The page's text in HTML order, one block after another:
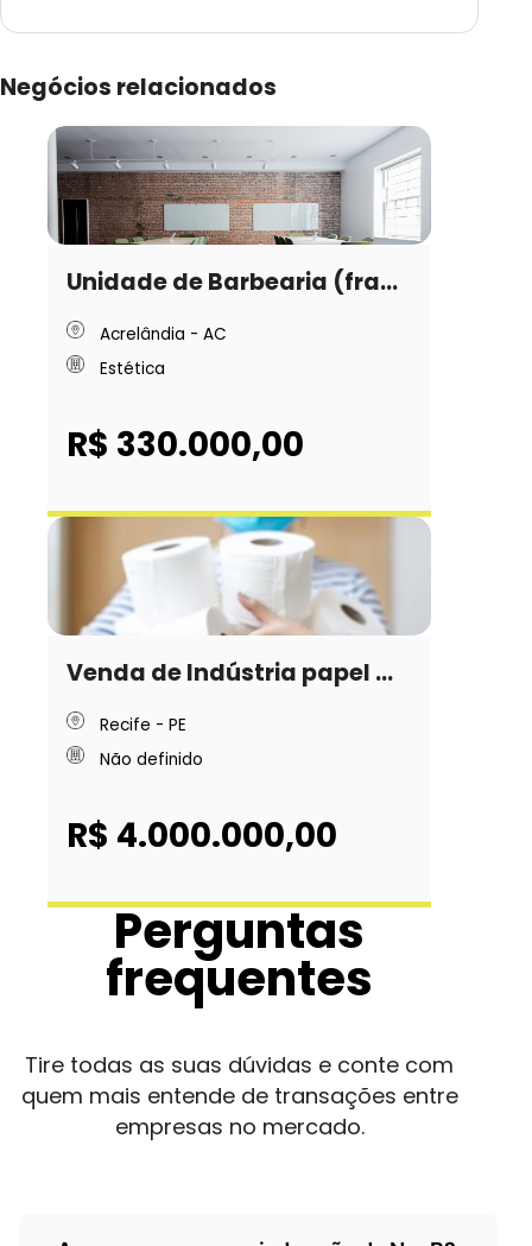
Negócios relacionados
Unidade de Barbearia (fra...
Acrelândia - AC
Estética
R$ 330.000,00
Venda de Indústria papel ...
Recife - PE
Não definido
R$ 4.000.000,00
Perguntas
frequentes
Tire todas as suas dúvidas e conte com
quem mais entende de transações entre
empresas no mercado.